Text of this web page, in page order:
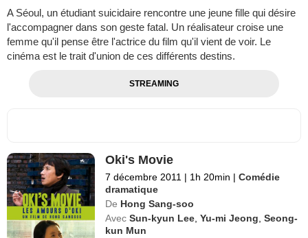
A Séoul, un étudiant suicidaire rencontre une jeune fille qui désire
l'accompagner dans son geste fatal. Un réalisateur croise une
femme qu'il pense être l'actrice du film qu'il vient de voir. Le
cinéma est le trait d'union de ces différents destins.
STREAMING
Oki's Movie
7 décembre 2011 | 1h 20min | Comédie
dramatique
De Hong Sang-soo
Avec Sun-kyun Lee ,Yu-mi Jeong ,Seong-
kun Mun